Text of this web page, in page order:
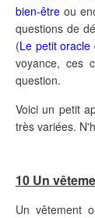
bien-être ou
questions de
(Le petit oracle
voyance, ces
question.
Voici un petit
très variées.
10 Un
Un vêtement